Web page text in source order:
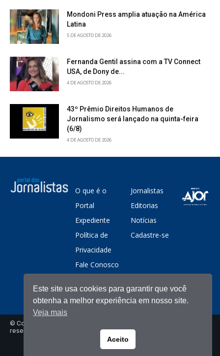
Mondoni Press amplia atuação na América
Latina
5 DE AGOSTO DE 2026
Fernanda Gentil assina com a TV Connect
USA, de Dony de...
4 DE AGOSTO DE 2026
43º Prêmio Direitos Humanos de
Jornalismo será lançado na quinta-feira
(6/8)
4 DE AGOSTO DE 2026
O que é o
Portal
Expediente
Política de
Privacidade
Fale Conosco
Jornalistas
Editorias
Notícias
Cadastre-se
© Copyright - Portal dos Jornalistas - Todos os direitos
reservados
Este site usa cookies para garantir que você
obtenha a melhor experiência em nosso site.
Veja mais
Aceito